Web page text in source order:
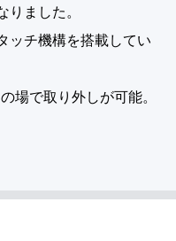
ました。
ッチ機構を搭載してい
場で取り外しが可能。